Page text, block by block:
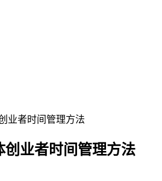
业者时间管理方法
创业者时间管理方法